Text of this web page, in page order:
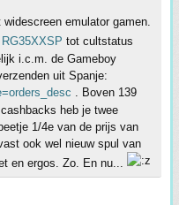
emulator gamen.
tot cultstatus
i.c.m. de Gameboy
uit Spanje:
. Boven 139
heb je twee
1/4e van de prijs van
ook wel nieuw spul van
en ergos. Zo. En nu...